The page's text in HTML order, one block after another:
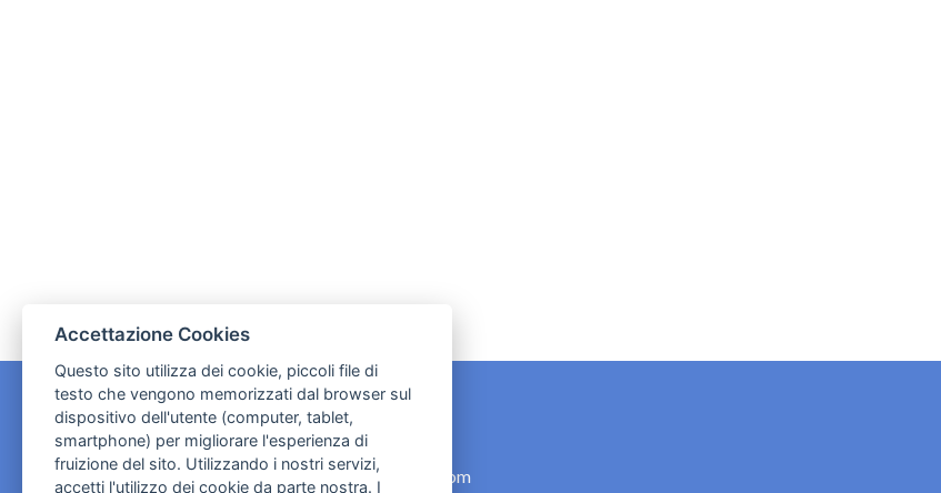
CONTATTI
contact.originebologna@gmail.com
Accettazione Cookies
Questo sito utilizza dei cookie, piccoli file di
testo che vengono memorizzati dal browser sul
dispositivo dell'utente (computer, tablet,
smartphone) per migliorare l'esperienza di
fruizione del sito. Utilizzando i nostri servizi,
accetti l'utilizzo dei cookie da parte nostra. I